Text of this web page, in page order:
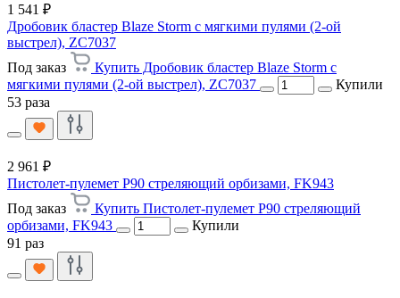
1 541 ₽
Дробовик бластер Blaze Storm с мягкими пулями (2-ой
выстрел), ZC7037
Под заказ
Купить Дробовик бластер Blaze Storm с
мягкими пулями (2-ой выстрел), ZC7037
Купили
53 раза
2 961 ₽
Пистолет-пулемет P90 стреляющий орбизами, FK943
Под заказ
Купить Пистолет-пулемет P90 стреляющий
орбизами, FK943
Купили
91 раз